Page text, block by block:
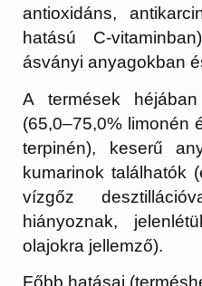
antioxidáns,
hatású C-
ásványi anyagokban
A termések
(65,0–75,0% limonén
terpinén), keserű
kumarinok találhatók
vízgőz
hiányoznak,
olajokra jellemző).
Főbb hatásai